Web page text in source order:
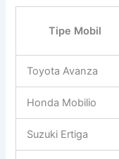
Tipe Mobil
Toyota Avanza
Honda Mobilio
Suzuki Ertiga